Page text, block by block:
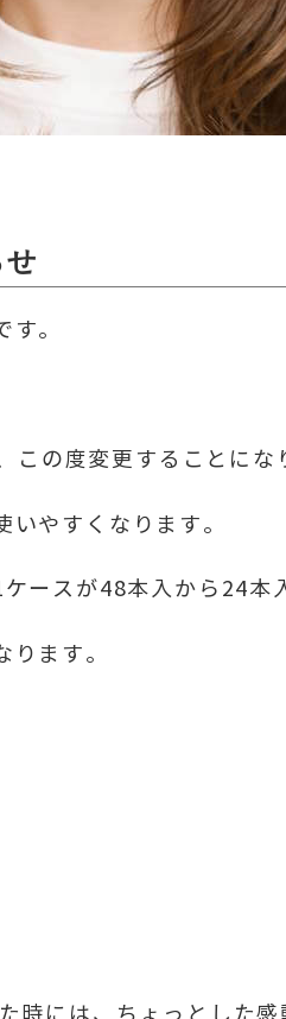
。
の度変更することにな
やすくなります。
ースが48本入から24本
ます。